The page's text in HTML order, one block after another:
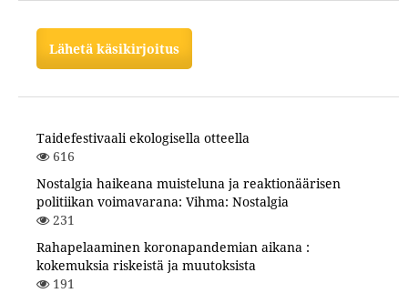
Lähetä käsikirjoitus
Taidefestivaali ekologisella otteella
616
Nostalgia haikeana muisteluna ja reaktionäärisen
politiikan voimavarana: Vihma: Nostalgia
231
Rahapelaaminen koronapandemian aikana :
kokemuksia riskeistä ja muutoksista
191